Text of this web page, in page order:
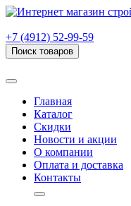
+7 (4912) 52-99-59
Поиск товаров
Главная
Каталог
Скидки
Новости и акции
О компании
Оплата и доставка
Контакты